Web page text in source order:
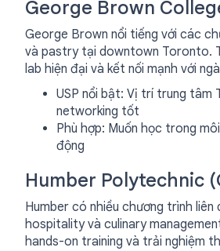
George Brown
George Brown nổi tiếng với các
và pastry tại downtown Toronto.
lab hiện đại và kết nối mạnh với
USP nổi bật: Vị trí trung tâm
networking tốt
Phù hợp: Muốn học trong
động
Humber Polytechnic
Humber có nhiều chương trình liên
hospitality và culinary
hands-on training và trải nghiệm